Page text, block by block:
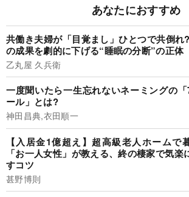
あなたにおすすめ
共働き夫婦が「目覚まし」ひとつで共倒れ
の成果を劇的に下げる“睡眠の分断”の正体
乙丸屋 久兵衛
一度聞いたら一生忘れないネーミングの
ール」とは?
神田昌典,衣田順一
【入居金1億超え】超高級老人ホームで
「お一人女性」が教える、終の棲家で気楽
すコツ
甚野博則